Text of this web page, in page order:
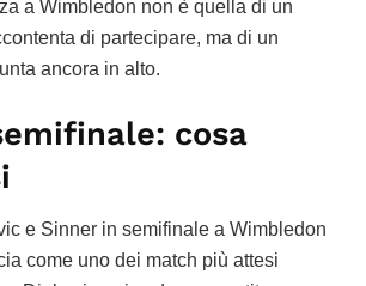
a Wimbledon non è quella di un
di partecipare, ma di un
ancora in alto.
cosa
e Sinner in semifinale a Wimbledon
come uno dei match più attesi